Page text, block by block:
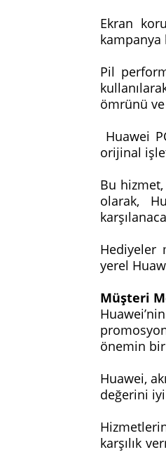
Ekran
kampanya
Pil
ömrünü ve
Huawei
orijinal
Bu
olarak,
Hediyeler
yerel
Müşteri
önemin bir
Huawei,
değerini
karşılık